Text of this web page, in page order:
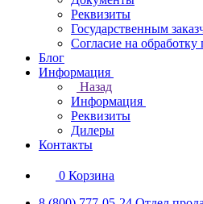
Реквизиты
Государственным
Согласие на
Блог
Информация
Назад
Информация
Реквизиты
Дилеры
Контакты
0 Корзина